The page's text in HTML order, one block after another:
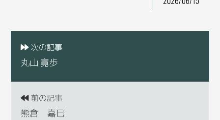
次の記事
丸山 寛歩
前の記事
熊倉 嘉巳